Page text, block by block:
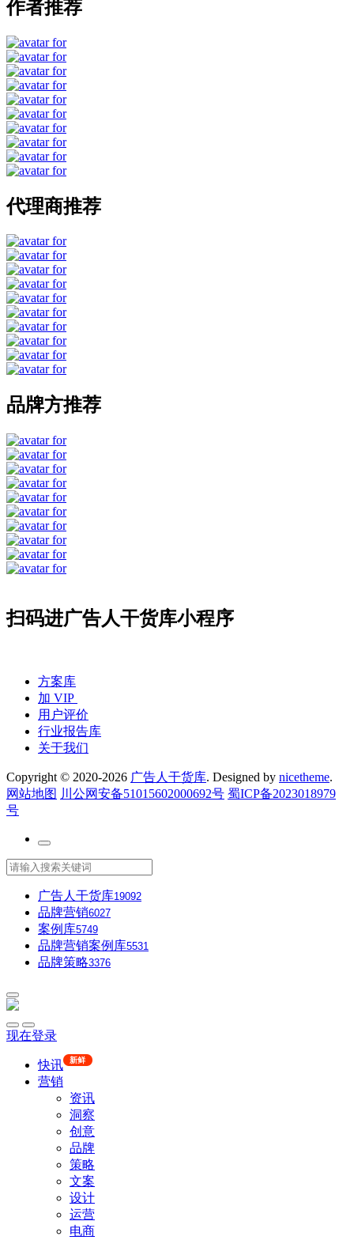
作者推荐
代理商推荐
品牌方推荐
扫码进广告人干货库小程序
方案库
加 VIP
用户评价
行业报告库
关于我们
Copyright © 2020-2026 广告人干货库. Designed by nicetheme.
网站地图 川公网安备51015602000692号 蜀ICP备2023018979
号
广告人干货库19092
品牌营销6027
案例库5749
品牌营销案例库5531
品牌策略3376
现在登录
快讯 新鲜
营销
资讯
洞察
创意
品牌
策略
文案
设计
运营
电商